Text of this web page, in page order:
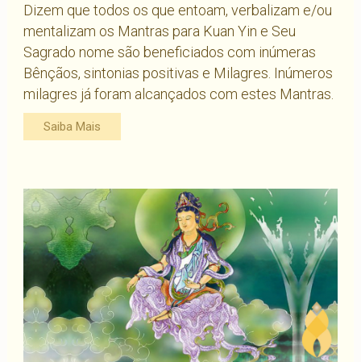
Dizem que todos os que entoam, verbalizam e/ou
mentalizam os Mantras para Kuan Yin e Seu
Sagrado nome são beneficiados com inúmeras
Bênçãos, sintonias positivas e Milagres. Inúmeros
milagres já foram alcançados com estes Mantras.
Saiba Mais